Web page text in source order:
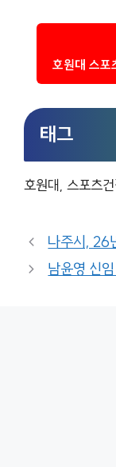
호원대 스
태그
호원대, 스포츠
나주시, 26
남윤영 신